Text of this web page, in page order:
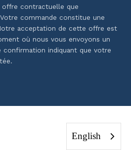
offre contractuelle que
commande constitue une
acceptation de cette offre est
où nous vous envoyons un
confirmation indiquant que votre
English